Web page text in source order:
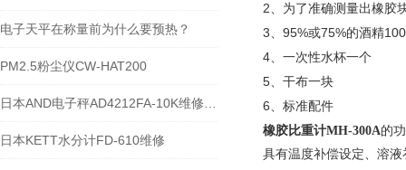
电子天平在称量前为什么要预热？
PM2.5粉尘仪CW-HAT200
日本KETT水分计FD-610维修
2、 为了准确测量出橡胶
3、 95%或75%的酒精
4、 一次性水杯一个
5、 干布一块
6、 标准配件
橡胶比重计MH-300A的
具有温度补偿设定、溶